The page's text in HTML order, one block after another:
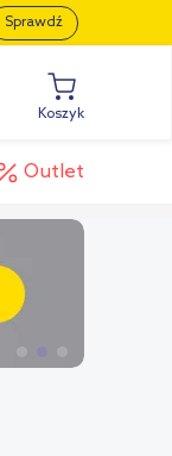
Sprawdź
Koszyk
Outlet